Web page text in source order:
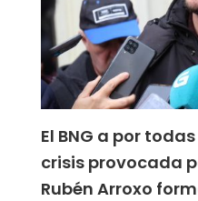
El BNG a por
crisis provocada
Rubén Arroxo